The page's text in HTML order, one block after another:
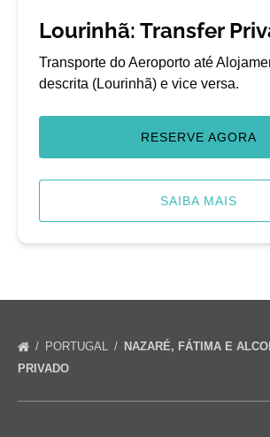
Lourinhã: Transfer
Transporte do Aeroporto até
descrita (Lourinhã) e vice versa.
RESERVE AGORA
SAIBA MAIS
PORTUGAL
NAZARÉ, FÁTIMA E
PRIVADO